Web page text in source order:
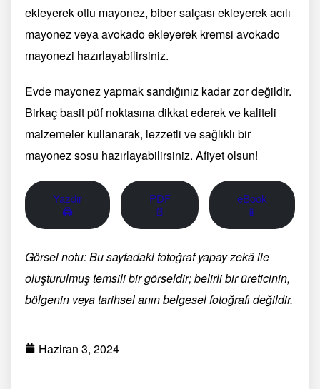
ekleyerek otlu mayonez, biber salçası ekleyerek acılı
mayonez veya avokado ekleyerek kremsi avokado
mayonezi hazırlayabilirsiniz.
Evde mayonez yapmak sandığınız kadar zor değildir.
Birkaç basit püf noktasına dikkat ederek ve kaliteli
malzemeler kullanarak, lezzetli ve sağlıklı bir
mayonez sosu hazırlayabilirsiniz. Afiyet olsun!
Yazdır
🖨
PDF
📄
eBook
📱
Görsel notu: Bu sayfadaki fotoğraf yapay zekâ ile
oluşturulmuş temsili bir görseldir; belirli bir üreticinin,
bölgenin veya tarihsel anın belgesel fotoğrafı değildir.
Haziran 3, 2024